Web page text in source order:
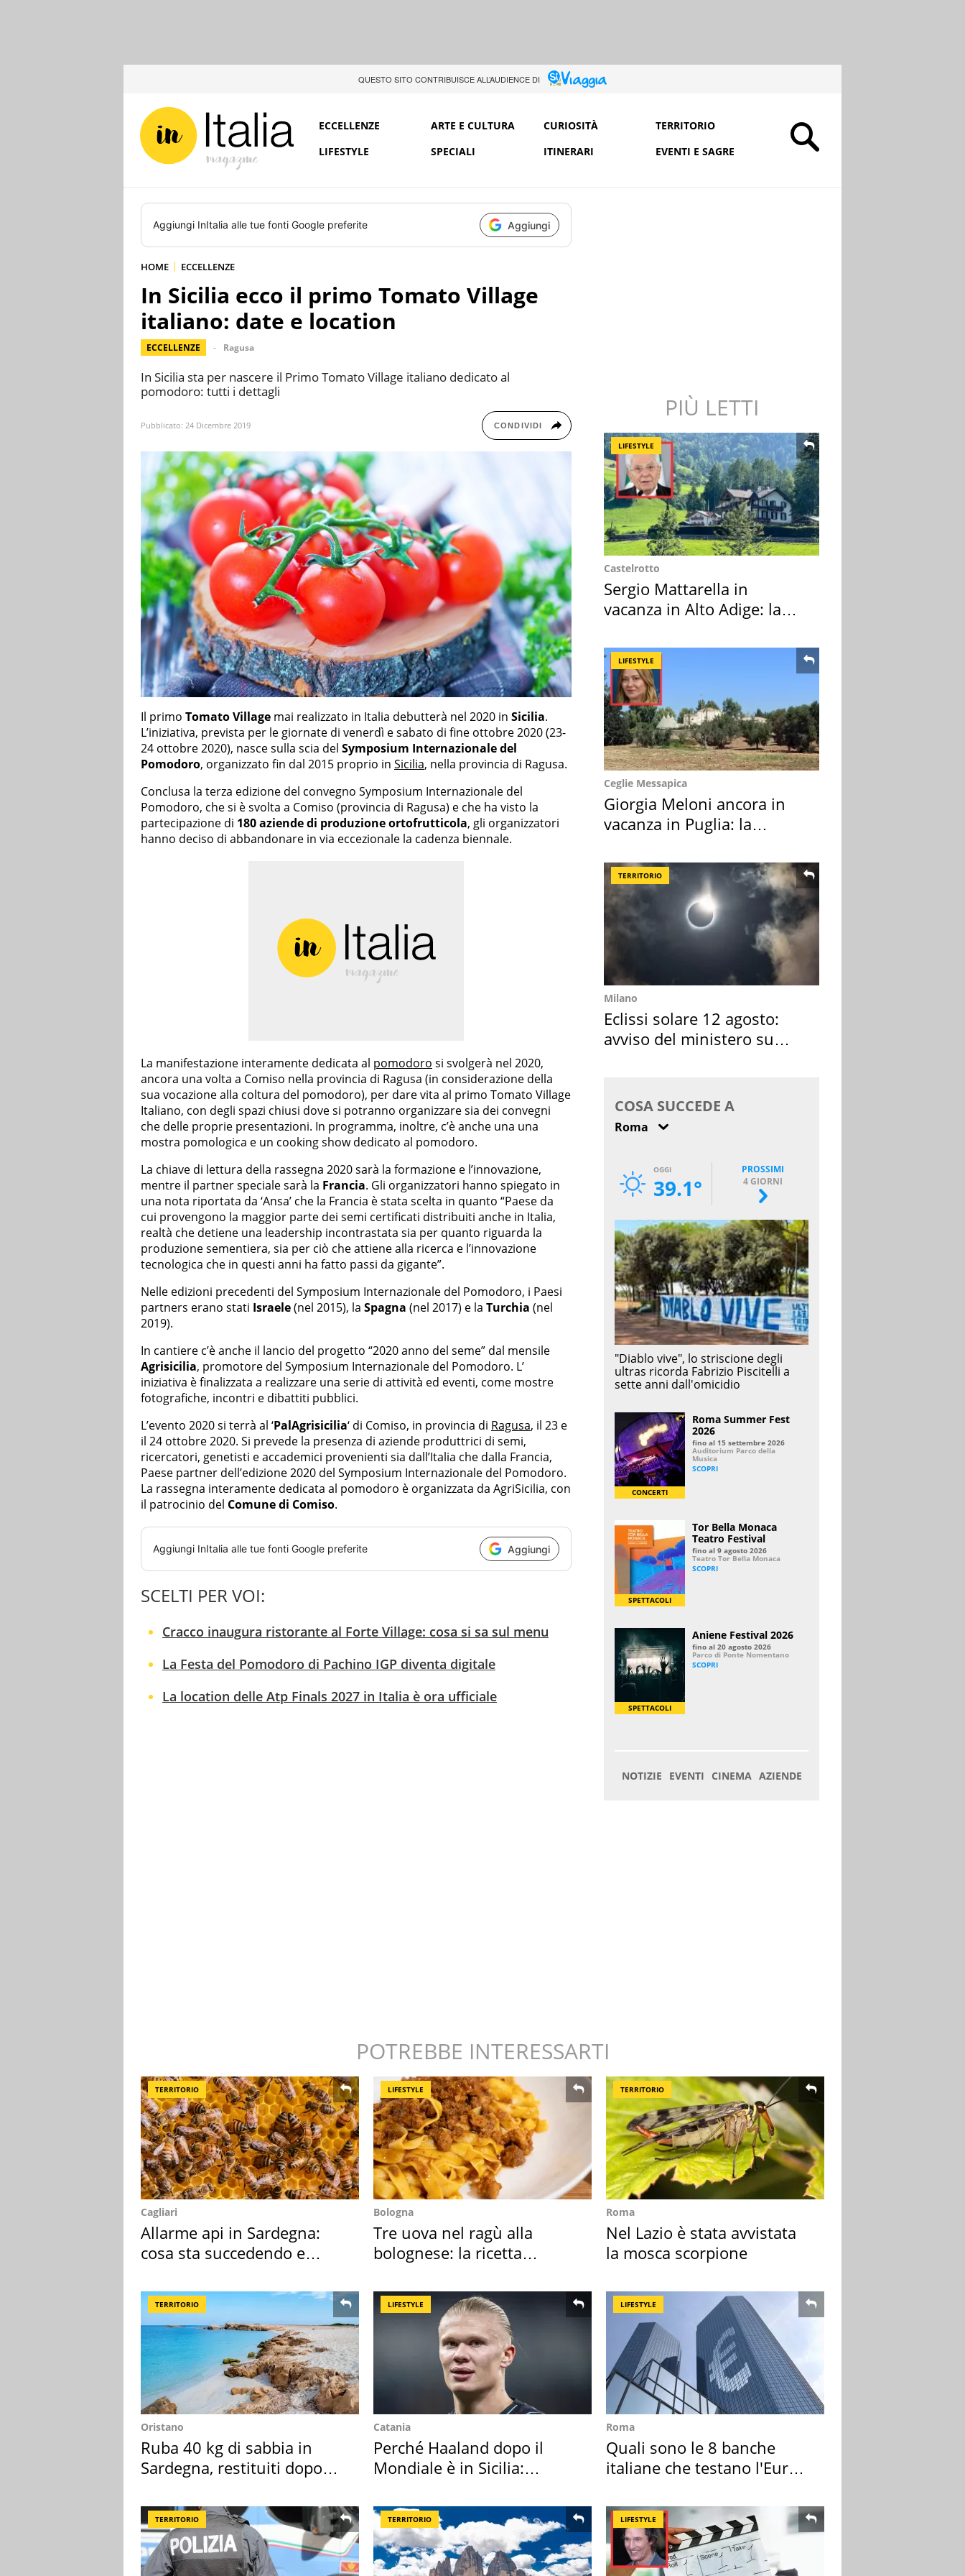
QUESTO SITO CONTRIBUISCE ALL’AUDIENCE DI
ECCELLENZE ARTE E CULTURA CURIOSITÀ
TERRITORIO
LIFESTYLE
SPECIALI ITINERARI EVENTI E SAGRE
Aggiungi InItalia alle tue fonti Google preferite Aggiungi
HOME ECCELLENZE
In Sicilia ecco il primo Tomato Village
italiano: date e location
ECCELLENZE Ragusa
In Sicilia sta per nascere il Primo Tomato Village italiano dedicato al
pomodoro: tutti i dettagli
Pubblicato: 24 Dicembre 2019 CONDIVIDI
Il primo Tomato Village mai realizzato in Italia debutterà nel 2020 in Sicilia.
L’iniziativa, prevista per le giornate di venerdì e sabato di fine ottobre 2020 (23-
24 ottobre 2020), nasce sulla scia del Symposium Internazionale del
Pomodoro, organizzato fin dal 2015 proprio in Sicilia, nella provincia di Ragusa.
Conclusa la terza edizione del convegno Symposium Internazionale del
Pomodoro, che si è svolta a Comiso (provincia di Ragusa) e che ha visto la
partecipazione di 180 aziende di produzione ortofrutticola, gli organizzatori
hanno deciso di abbandonare in via eccezionale la cadenza biennale.
La manifestazione interamente dedicata al pomodoro si svolgerà nel 2020,
ancora una volta a Comiso nella provincia di Ragusa (in considerazione della
sua vocazione alla coltura del pomodoro), per dare vita al primo Tomato Village
Italiano, con degli spazi chiusi dove si potranno organizzare sia dei convegni
che delle proprie presentazioni. In programma, inoltre, c’è anche una una
mostra pomologica e un cooking show dedicato al pomodoro.
La chiave di lettura della rassegna 2020 sarà la formazione e l’innovazione,
mentre il partner speciale sarà la Francia. Gli organizzatori hanno spiegato in
una nota riportata da ‘Ansa’ che la Francia è stata scelta in quanto “Paese da
cui provengono la maggior parte dei semi certificati distribuiti anche in Italia,
realtà che detiene una leadership incontrastata sia per quanto riguarda la
produzione sementiera, sia per ciò che attiene alla ricerca e l’innovazione
tecnologica che in questi anni ha fatto passi da gigante”.
Nelle edizioni precedenti del Symposium Internazionale del Pomodoro, i Paesi
partners erano stati Israele(nel 2015), la Spagna (nel 2017) e la Turchia (nel
2019).
In cantiere c’è anche il lancio del progetto “2020 anno del seme” dal mensile
Agrisicilia, promotore del Symposium Internazionale del Pomodoro. L’
iniziativa è finalizzata a realizzare una serie di attività ed eventi, come mostre
fotografiche, incontri e dibattiti pubblici.
L’evento 2020 si terrà al ‘PalAgrisicilia‘ di Comiso, in provincia di Ragusa, il 23 e
il 24 ottobre 2020. Si prevede la presenza di aziende produttrici di semi,
ricercatori, genetisti e accademici provenienti sia dall’Italia che dalla Francia,
Paese partner dell’edizione 2020 del Symposium Internazionale del Pomodoro.
La rassegna interamente dedicata al pomodoro è organizzata da AgriSicilia, con
il patrocinio del Comune di Comiso.
Aggiungi InItalia alle tue fonti Google preferite Aggiungi
SCELTI PER VOI:
Cracco inaugura ristorante al Forte Village: cosa si sa sul menu
La Festa del Pomodoro di Pachino IGP diventa digitale
La location delle Atp Finals 2027 in Italia è ora ufficiale
PIÙ LETTI
LIFESTYLE
Castelrotto
Sergio Mattarella in
vacanza in Alto Adige: la
LIFESTYLE
Ceglie Messapica
Giorgia Meloni ancora in
vacanza in Puglia: la
TERRITORIO
Milano
Eclissi solare 12 agosto:
avviso del ministero su
POTREBBE INTERESSARTI
TERRITORIO
Cagliari
Allarme api in Sardegna:
cosa sta succedendo e
LIFESTYLE
Bologna
Tre uova nel ragù alla
bolognese: la ricetta
TERRITORIO
Roma
Nel Lazio è stata avvistata
la mosca scorpione
TERRITORIO
Oristano
Ruba 40 kg di sabbia in
Sardegna, restituiti dopo
LIFESTYLE
Catania
Perché Haaland dopo il
Mondiale è in Sicilia:
LIFESTYLE
Roma
Quali sono le 8 banche
italiane che testano l'Euro
TERRITORIO TERRITORIO LIFESTYLE